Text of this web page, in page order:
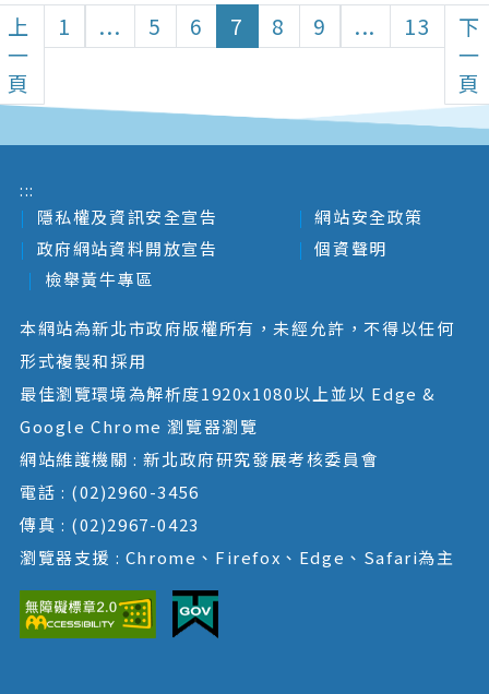
上
一
頁
1 ... 5 6 7 8 9 ... 13
下
一
頁
:::
隱私權及資訊安全宣告
網站安全政策
政府網站資料開放宣告
個資聲明
檢舉黃牛專區
本網站為新北市政府版權所有，未經允許，不得以任何
形式複製和採用
最佳瀏覽環境為解析度1920x1080以上並以 Edge &
Google Chrome 瀏覽器瀏覽
網站維護機關 : 新北政府研究發展考核委員會
電話 : (02)2960-3456
傳真 : (02)2967-0423
瀏覽器支援 : Chrome、Firefox、Edge、Safari為主